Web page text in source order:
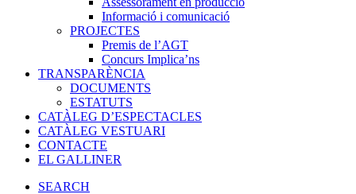
Informació i comunicació
PROJECTES
Premis de l’AGT
Concurs Implica’ns
TRANSPARÈNCIA
DOCUMENTS
ESTATUTS
CATÀLEG D’ESPECTACLES
CATÀLEG VESTUARI
CONTACTE
EL GALLINER
SEARCH